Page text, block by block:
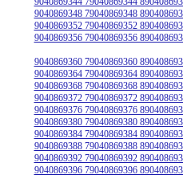
9040869348 79040869348
9040869352 79040869352
9040869356 79040869356
9040869360 79040869360
9040869364 79040869364
9040869368 79040869368
9040869372 79040869372
9040869376 79040869376
9040869380 79040869380
9040869384 79040869384
9040869388 79040869388
9040869392 79040869392
9040869396 79040869396